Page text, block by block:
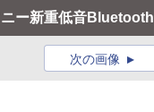
ー新重低音
次の画像